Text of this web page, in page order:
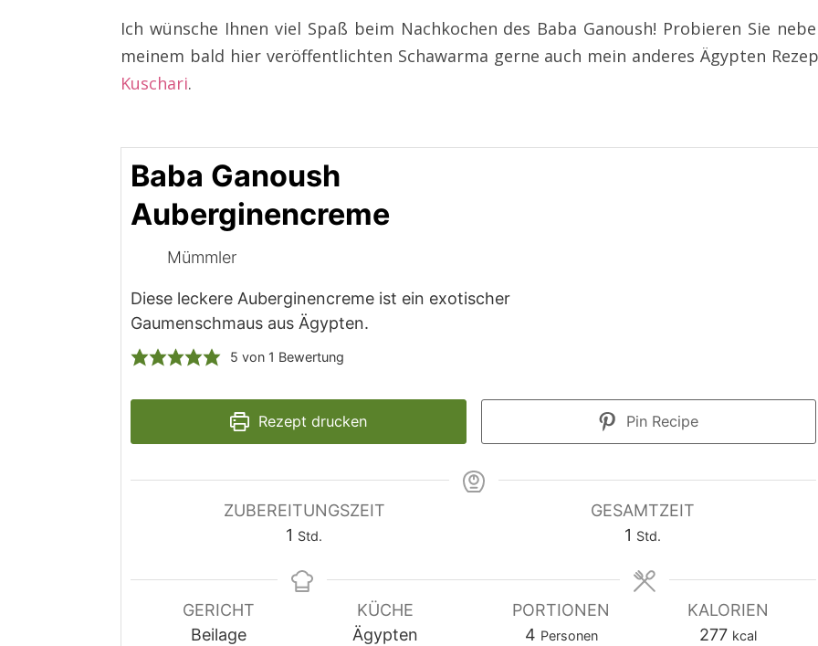
Ich wünsche Ihnen viel Spaß beim Nachkochen des Baba Ganoush! Probieren Sie
meinem bald hier veröffentlichten Schawarma gerne auch mein anderes Ägypten
Kuschari.
Baba Ganoush
Auberginencreme
Mümmler
Diese leckere Auberginencreme ist ein exotischer
Gaumenschmaus aus Ägypten.
5 von 1 Bewertung
Rezept drucken Pin Recipe
ZUBEREITUNGSZEIT
1 Stunde
Std.
GESAMTZEIT
1 Stunde
Std.
GERICHT
Beilage
KÜCHE
Ägypten
PORTIONEN
4 Personen
KALORIEN
277 kcal